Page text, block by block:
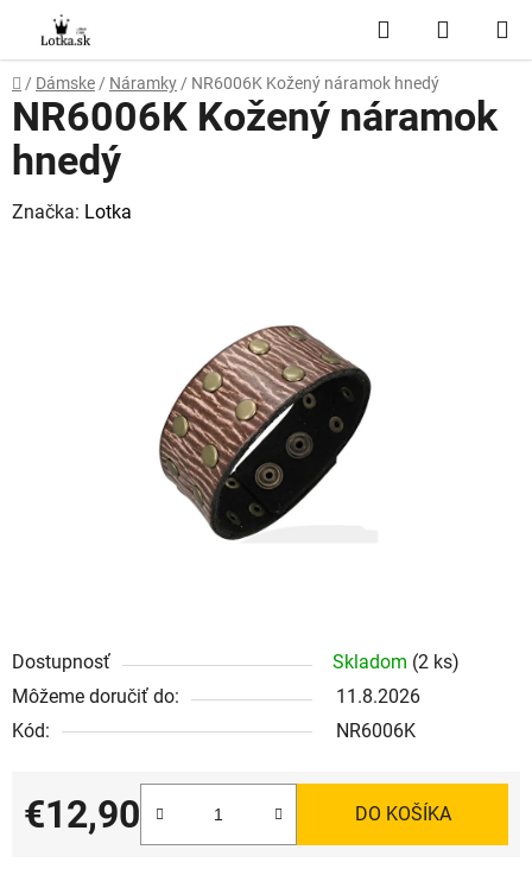
obsah
Hľadať
KOŠÍK
Domov
/ Dámske / Náramky / NR6006K Kožený náramok hnedý
Dostupnosť Skladom (2 ks)
Môžeme doručiť do:
11.8.2026
Kód:
NR6006K
€12,90
Jednotková cena:
DO KOŠÍKA
NR6006K Kožený náramok
hnedý
Značka: Lotka